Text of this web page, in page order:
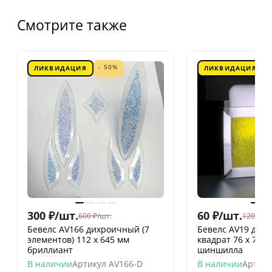
Смотрите также
ЛИКВИДАЦИЯ - 50%
300 ₽/шт.600 ₽/шт.
Бевелс AV166 дихроичный (7
элементов) 112 х 645 мм
бриллиант
В наличииАртикул AV166-D
ЛИКВИДАЦИЯ
60 ₽/шт.120
Бевелс AV19
квадрат 76 х 76
шиншилла
В наличии